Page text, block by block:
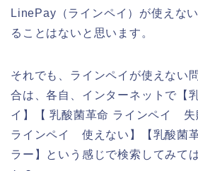
LinePay（ラインペイ）が使えな
ることはないと思います。
それでも、ラインペイが使えない
合は、各自、インターネットで【
イ】【 乳酸菌革命 ラインペイ 失
ラインペイ 使えない】【乳酸菌
ラー】という感じで検索してみて